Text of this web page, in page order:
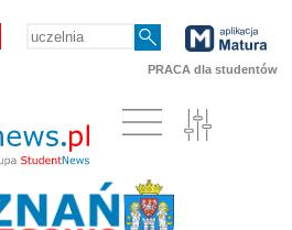
PRACA dla studentów